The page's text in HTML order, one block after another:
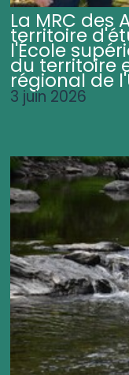
La MRC
territoire
l'École
du territoire
régional de
3 juin 2026